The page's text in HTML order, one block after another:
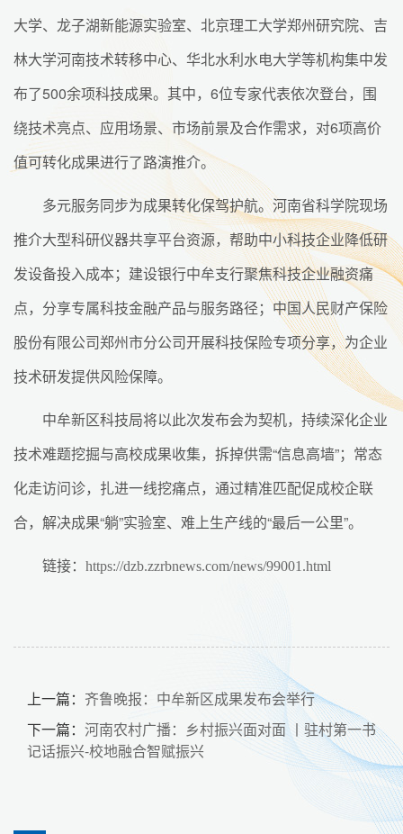
大学、龙子湖新能源实验室、北京理工大学郑州研究院、吉
林大学河南技术转移中心、华北水利水电大学等机构集中发
布了500余项科技成果。其中，6位专家代表依次登台，围
绕技术亮点、应用场景、市场前景及合作需求，对6项高价
值可转化成果进行了路演推介。
多元服务同步为成果转化保驾护航。河南省科学院现场
推介大型科研仪器共享平台资源，帮助中小科技企业降低研
发设备投入成本；建设银行中牟支行聚焦科技企业融资痛
点，分享专属科技金融产品与服务路径；中国人民财产保险
股份有限公司郑州市分公司开展科技保险专项分享，为企业
技术研发提供风险保障。
中牟新区科技局将以此次发布会为契机，持续深化企业
技术难题挖掘与高校成果收集，拆掉供需“信息高墙”；常态
化走访问诊，扎进一线挖痛点，通过精准匹配促成校企联
合，解决成果“躺”实验室、难上生产线的“最后一公里”。
链接： https://dzb.zzrbnews.com/news/99001.html
上一篇： 齐鲁晚报：中牟新区成果发布会举行
下一篇： 河南农村广播：乡村振兴面对面 丨驻村第一书
记话振兴-校地融合智赋振兴